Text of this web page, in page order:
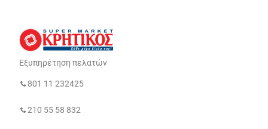
Εξυπηρέτηση πελατών
801 11 232425
210 55 58 832